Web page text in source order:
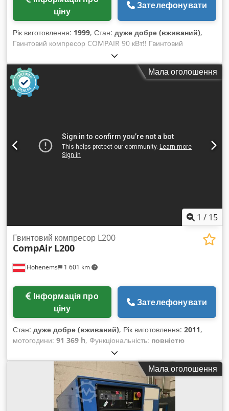
ціну
Зателефонувати
Рік виготовлення: 1999, Стан: дуже добре (вживаний),
Гвинтовий компресор COMPAIR 90 кВт!! Гвинтовий
компресор COMPAIR REGATTA 160A Технічні
характеристики: Dksdpjfdgv Asfx Amrsr Максимальна
продуктивність: 16,1 м³/хв; Двигун потужністю: 90 кВт;
Максимальний тиск: 7,5 бар; Рік випуску: 1999; Компресор у
повністю робочому стані; Забезпечуємо сервісне
Мала оголошення
1 / 15
Hohenems 1 601 km
Гвинтовий компресор L200
CompAir L200
ціну
Зателефонувати
Стан: дуже добре (вживаний), Рік виготовлення: 2011,
мотогодини: 91 369 h, Функціональність: повністю
, Вживаний CompAir L200 Рік випуску: 2011
200 кВт, 9 бар, продуктивність 32,90 м³/хв. Dkjdpfsxlhczjx
Мала оголошення